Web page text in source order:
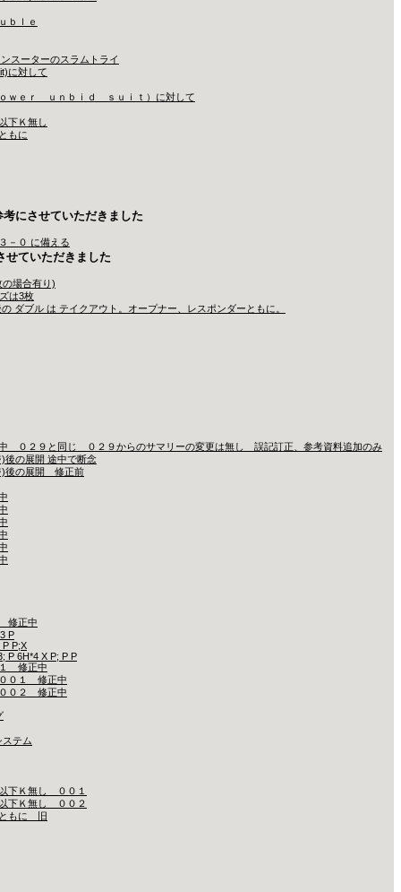
ｂｌｅ
スーターのスラムトライ
に対して
ｗｅｒ ｕｎｂｉｄ ｓｕｉｔ）に対して
下Ｋ無し
もに
にさせていただきました
０ に備える
ていただきました
場合有り)
は3枚
ダブル は テイクアウト。オープナー、レスポンダーともに。
２９と同じ ０２９からのサマリーの変更は無し 誤記訂正、参考資料追加のみ
の展開 途中で断念
)後の展開 修正前
修正中
P
P P;X
P 6H*4 X P; P P
修正中
０１ 修正中
０２ 修正中
テム
下Ｋ無し ００１
下Ｋ無し ００２
もに 旧